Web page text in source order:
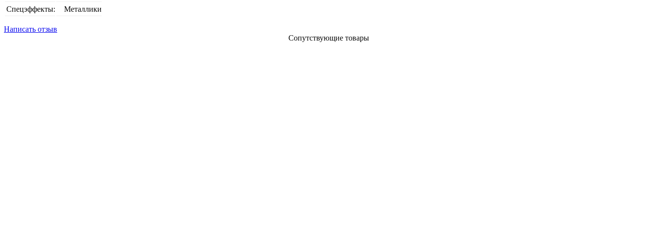
Спецэффекты:
Металлики
Написать отзыв
Сопутствующие товары